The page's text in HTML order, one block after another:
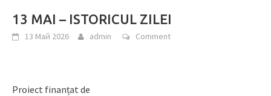
13 MAI – ISTORICUL ZILEI
13 Май 2026 admin Comment
Proiect finanțat de